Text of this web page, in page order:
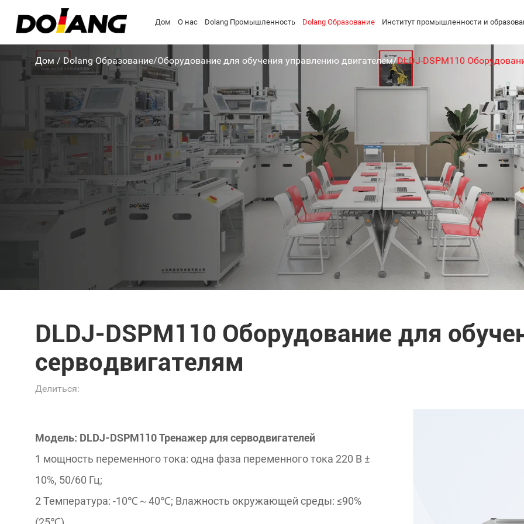
Дом О нас Dolang Промышленность Dolang Образование Институт промышленности и
Дом / Dolang Образование/Оборудование для обучения управлению двигателем/DLDJ-DSPM110
DLDJ-DSPM110 Оборудование для
серводвигателям
Делиться:
Модель: DLDJ-DSPM110 Тренажер для серводвигателей
1 мощность переменного тока: одна фаза переменного тока 220 В ±
10%, 50/60 Гц;
2 Температура: -10℃～40℃; Влажность окружающей среды: ≤90%